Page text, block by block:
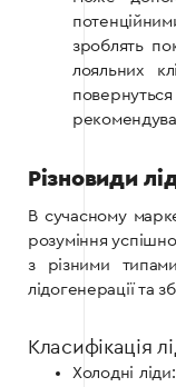
зроблять
лояльних
Різновиди
В сучасному
розуміння
з різними
лідогенерації та
Класифікація
Холодні